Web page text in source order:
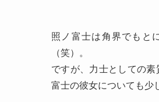
照ノ富士は角界でもと
（笑）。
ですが、力士としての
富士の彼女についても少